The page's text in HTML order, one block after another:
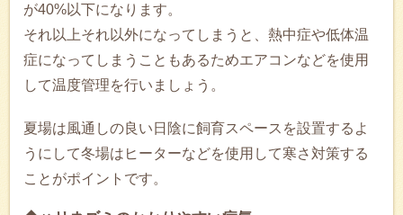
が40%以下になります。
それ以上それ以外になってしまうと、熱中症や低体温
症になってしまうこともあるためエアコンなどを使用
して温度管理を行いましょう。
夏場は風通しの良い日陰に飼育スペースを設置するよ
うにして冬場はヒーターなどを使用して寒さ対策する
ことがポイントです。